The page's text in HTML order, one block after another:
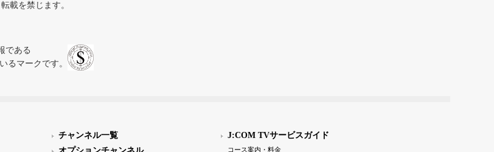
載を禁じます。
である
るマークです。
チャンネル一覧
J:COM TVサービスガイド
コース案内・料金